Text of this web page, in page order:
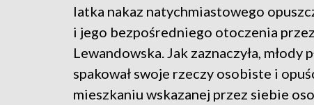
latka nakaz natychmiastowego
i jego bezpośredniego otoczenia
Lewandowska. Jak zaznaczyła,
spakował swoje rzeczy osobiste i
mieszkaniu wskazanej przez siebie